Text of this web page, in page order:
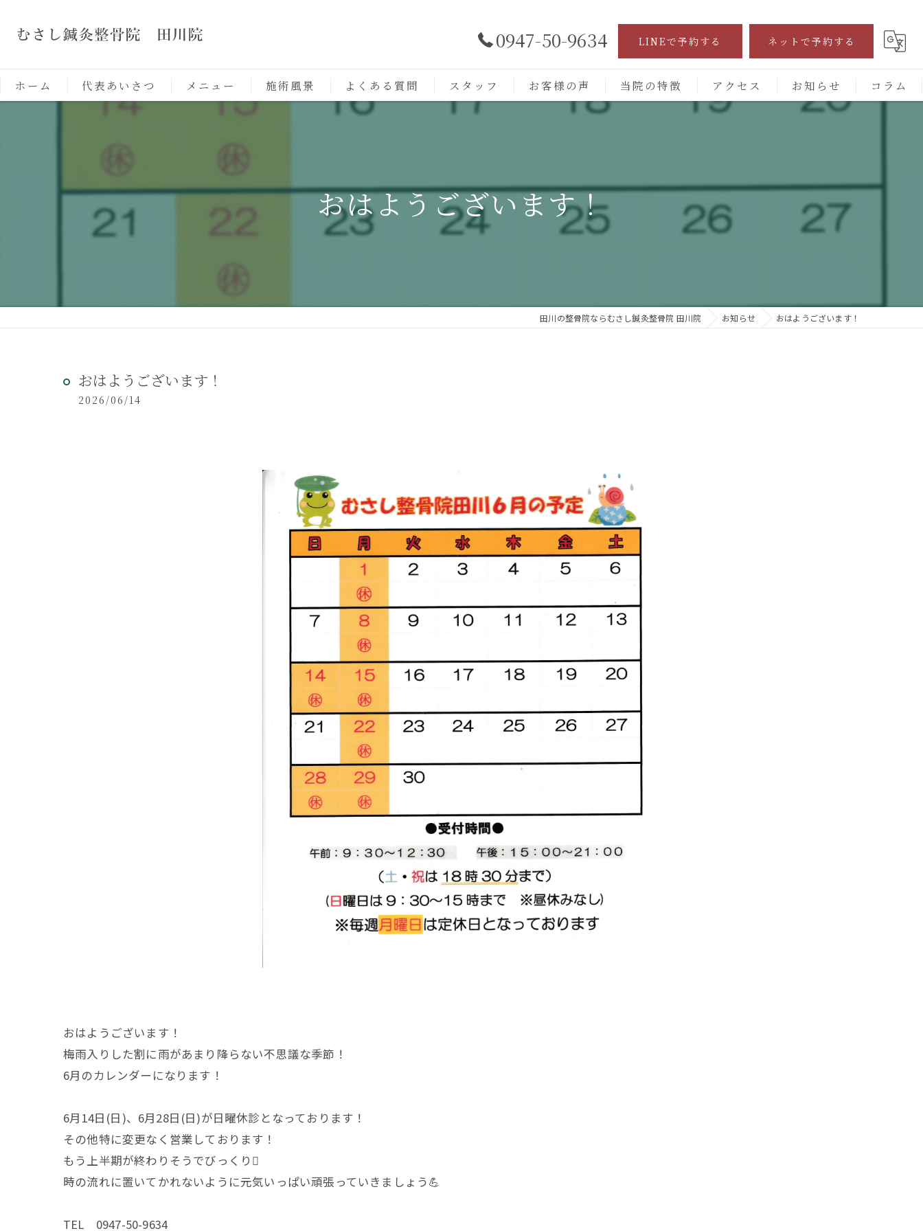
0947-50-9634 LINEで予約する ネットで予約する
ホーム 代表あいさつ メニュー 施術風景 よくある質問 スタッフ お客様の声 当院の特徴
保険施術
アクセス お知らせ コラム
おはようございます！
田川の整骨院ならむさし鍼灸整骨院 田川院 お知らせ おはようございます！
おはようございます！
2026/06/14
おはようございます！
梅雨入りした割に雨があまり降らない不思議な季節！
6月のカレンダーになります！
⁡6月14日(日)、6月28日(日)が日曜休診となっております！
その他特に変更なく営業しております！
もう上半期が終わりそうでびっくり🫪
時の流れに置いてかれないように元気いっぱい頑張っていきましょう💪
TEL 0947-50-9634